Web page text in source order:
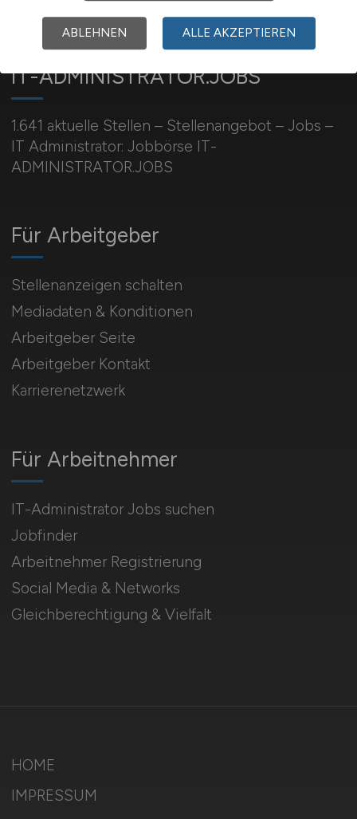
IT-ADMINISTRATOR.JOBS
1.641 aktuelle Stellen – Stellenangebot – Jobs –
IT Administrator: Jobbörse IT-
ADMINISTRATOR.JOBS
Für Arbeitnehmer
IT-Administrator Jobs suchen
Jobfinder
Arbeitnehmer Registrierung
Social Media & Networks
Gleichberechtigung & Vielfalt
Für Arbeitgeber
Stellenanzeigen schalten
Mediadaten & Konditionen
Arbeitgeber Seite
Arbeitgeber Kontakt
Karrierenetzwerk
HOME
IMPRESSUM
ABLEHNEN ALLE AKZEPTIEREN